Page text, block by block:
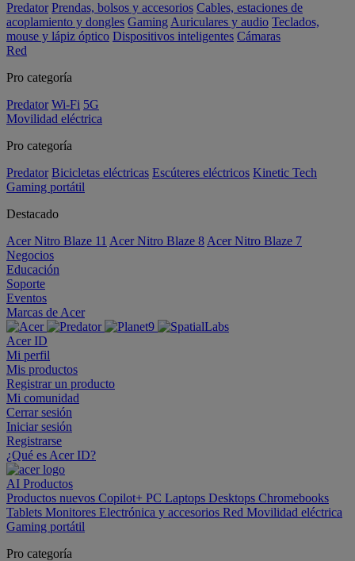
Predator Prendas, bolsos y accesorios Cables, estaciones de
acoplamiento y dongles Gaming Auriculares y audio Teclados,
mouse y lápiz óptico Dispositivos inteligentes Cámaras
Red
Pro categoría
Predator Wi-Fi 5G
Movilidad eléctrica
Pro categoría
Predator Bicicletas eléctricas Escúteres eléctricos Kinetic Tech
Gaming portátil
Destacado
Acer Nitro Blaze 11 Acer Nitro Blaze 8 Acer Nitro Blaze 7
Negocios
Educación
Soporte
Eventos
Marcas de Acer
Acer ID
Mi perfil
Mis productos
Registrar un producto
Mi comunidad
Cerrar sesión
Iniciar sesión
Registrarse
¿Qué es Acer ID?
AI Productos
Productos nuevos Copilot+ PC Laptops Desktops Chromebooks
Tablets Monitores Electrónica y accesorios Red Movilidad eléctrica
Gaming portátil
Pro categoría